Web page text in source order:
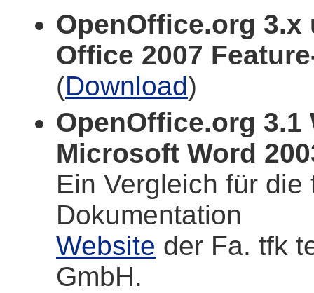
OpenOffice.org
Office 2007
(Download)
OpenOffice.org 3.1
Microsoft Word
Ein Vergleich für die
Dokumentation
Website der Fa. tfk
GmbH.